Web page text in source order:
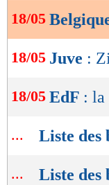
18/05
18/05 Juve :
18/05 EdF : la
... Liste des
... Liste des